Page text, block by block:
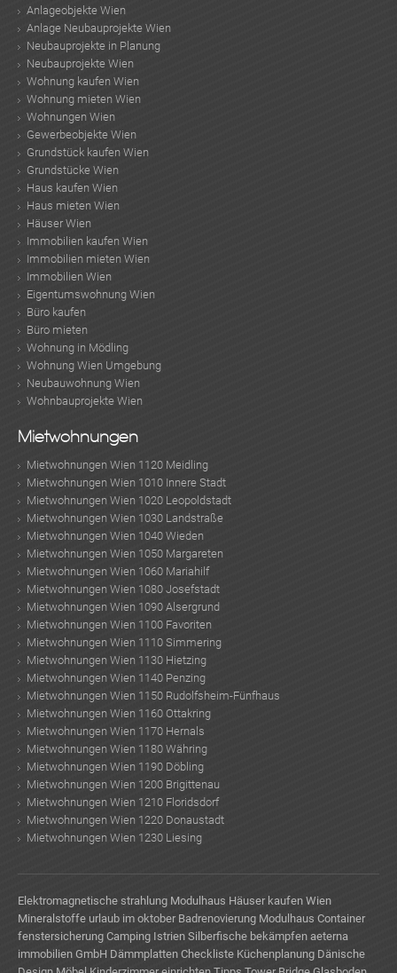
Anlageobjekte Wien
Anlage Neubauprojekte Wien
Neubauprojekte in Planung
Neubauprojekte Wien
Wohnung kaufen Wien
Wohnung mieten Wien
Wohnungen Wien
Gewerbeobjekte Wien
Grundstück kaufen Wien
Grundstücke Wien
Haus kaufen Wien
Haus mieten Wien
Häuser Wien
Immobilien kaufen Wien
Immobilien mieten Wien
Immobilien Wien
Eigentumswohnung Wien
Büro kaufen
Büro mieten
Wohnung in Mödling
Wohnung Wien Umgebung
Neubauwohnung Wien
Wohnbauprojekte Wien
Mietwohnungen
Mietwohnungen Wien 1120 Meidling
Mietwohnungen Wien 1010 Innere Stadt
Mietwohnungen Wien 1020 Leopoldstadt
Mietwohnungen Wien 1030 Landstraße
Mietwohnungen Wien 1040 Wieden
Mietwohnungen Wien 1050 Margareten
Mietwohnungen Wien 1060 Mariahilf
Mietwohnungen Wien 1080 Josefstadt
Mietwohnungen Wien 1090 Alsergrund
Mietwohnungen Wien 1100 Favoriten
Mietwohnungen Wien 1110 Simmering
Mietwohnungen Wien 1130 Hietzing
Mietwohnungen Wien 1140 Penzing
Mietwohnungen Wien 1150 Rudolfsheim-Fünfhaus
Mietwohnungen Wien 1160 Ottakring
Mietwohnungen Wien 1170 Hernals
Mietwohnungen Wien 1180 Währing
Mietwohnungen Wien 1190 Döbling
Mietwohnungen Wien 1200 Brigittenau
Mietwohnungen Wien 1210 Floridsdorf
Mietwohnungen Wien 1220 Donaustadt
Mietwohnungen Wien 1230 Liesing
Elektromagnetische strahlung Modulhaus Häuser kaufen Wien
Mineralstoffe urlaub im oktober Badrenovierung Modulhaus Container
fenstersicherung Camping Istrien Silberfische bekämpfen aeterna
immobilien GmbH Dämmplatten Checkliste Küchenplanung Dänische